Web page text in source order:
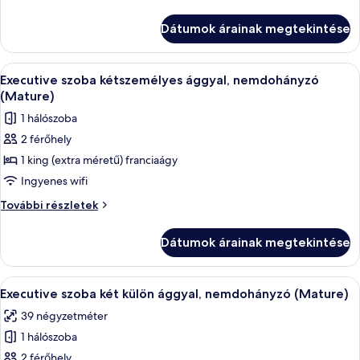
ággyal,
nemdohányzó
további
részletei
Dátumok árainak megtekintése
A
következő
szoba
összes
képének
megtekintése:
Executive
szoba
nemdohányzó
(Mature)
Egy szállodai szoba, amelyben egy
1
Executive szoba kétszemélyes ággyal, nemdohányzó
(Mature)
1 hálószoba
2 férőhely
1 king (extra méretű) franciaágy
Ingyenes wifi
További részletek
Executive
nemdohányzó
(Mature)
további
Dátumok árainak megtekintése
A
következő
szoba
összes
Egy szállodai szoba két ággyal,
1
Executive szoba két külön ággyal, nemdohányzó (Mature)
39 négyzetméter
1 hálószoba